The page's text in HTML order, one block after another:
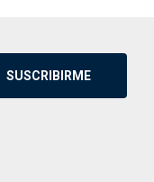
SUSCRIBIRME